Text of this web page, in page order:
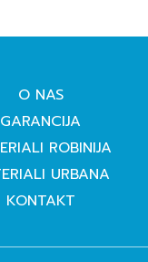
O NAS
GARANCIJA
ROBINIJA
URBANA
KONTAKT